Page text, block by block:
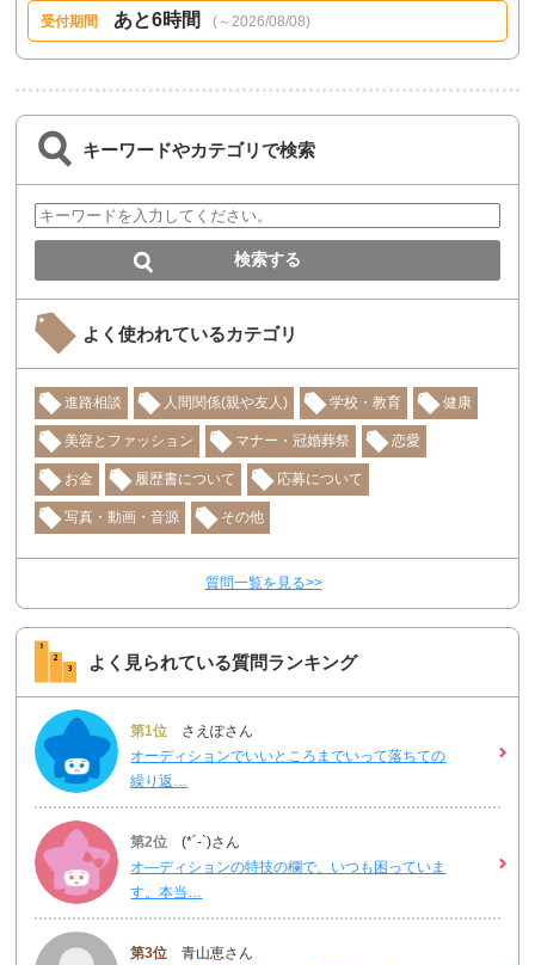
受付期間 あと6時間 (～2026/08/08)
キーワードやカテゴリで検索
よく使われているカテゴリ
進路相談 人間関係(親や友人) 学校・教育 健康
美容とファッション マナー・冠婚葬祭 恋愛
お金 履歴書について 応募について
写真・動画・音源 その他
質問一覧を見る>>
よく見られている質問ランキング
第1位 さえぽさん
オーディションでいいところまでいって落ちての
繰り返…
第2位 (*´-`)さん
オ―ディションの特技の欄で、いつも困っていま
す。本当…
第3位 青山恵さん